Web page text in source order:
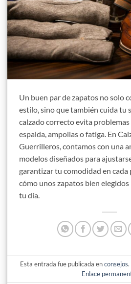
Un buen par de zapatos no solo
estilo, sino que también cuida tu
calzado correcto evita
espalda, ampollas o fatiga. En
Guerrilleros, contamos con una
modelos diseñados para
garantizar tu comodidad en cada
cómo unos zapatos bien
tu día.
Esta entrada fue publicada enconsejos.
Enlace